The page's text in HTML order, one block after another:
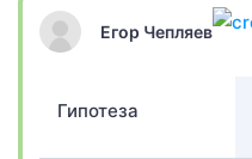
Егор Чепляев
Гипотеза